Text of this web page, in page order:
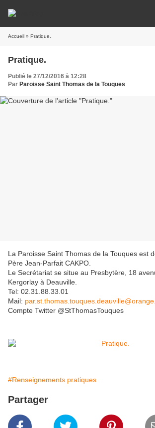
Accueil » Pratique.
Pratique.
Publié le 27/12/2016 à 12:28
Par Paroisse Saint Thomas de la Touques
La Paroisse Saint Thomas de la Touques est
Père Jean-Parfait CAKPO.
Le Secrétariat se situe au Presbytère, 18
Kergorlay à Deauville.
Tel: 02.31.88.33.01
Mail:
Compte Twitter @StThomasTouques
#Renseignements pratiques
Partager